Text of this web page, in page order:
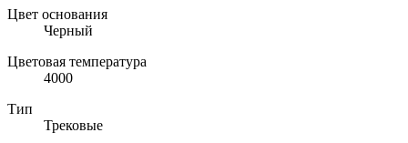
Цвет основания
Черный
Цветовая температура
4000
Тип
Трековые